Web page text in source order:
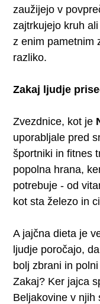
zaužijejo v
zajtrkujejo kruh
z enim pametnim
razliko.
Zakaj ljudje
Zvezdnice, kot je
uporabljale pred
športniki in fitnes
popolna hrana,
potrebuje - od
kot sta železo in
A jajčna dieta je
ljudje poročajo,
bolj zbrani in
Zakaj? Ker jajca
Beljakovine v njih